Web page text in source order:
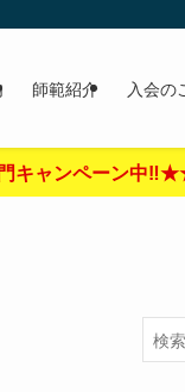
師範紹介 入会の
詳しくはここ